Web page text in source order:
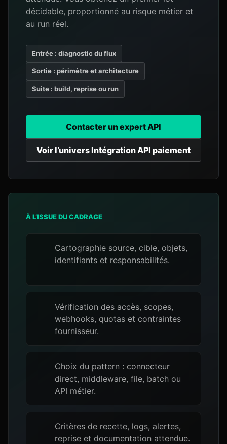
décidable, proportionné au risque métier et
au run réel.
Entrée : diagnostic du flux
Sortie : périmètre et architecture
Suite : build, reprise ou run
Contacter un expert API
Voir l’univers Intégration API paiement
À L’ISSUE DU CADRAGE
Cartographie source, cible, objets,
identifiants et responsabilités.
Vérification des accès, scopes,
webhooks, quotas et contraintes
fournisseur.
Choix du pattern : connecteur
direct, middleware, file, batch ou
API métier.
Critères de recette, logs, alertes,
reprise et documentation attendue.